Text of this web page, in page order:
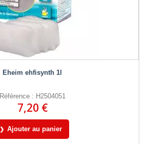
Eheim ehfisynth 1l
Référence : H2504051
7,20 €
Ajouter au panier